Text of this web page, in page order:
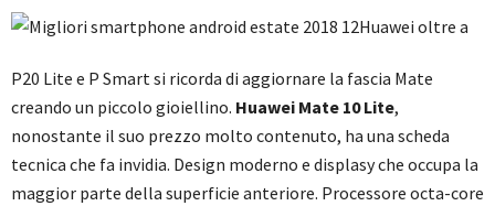
Huawei oltre a
P20 Lite e P Smart si ricorda di aggiornare la fascia Mate
creando un piccolo gioiellino. Huawei Mate 10 Lite,
nonostante il suo prezzo molto contenuto, ha una scheda
tecnica che fa invidia. Design moderno e displasy che occupa la
maggior parte della superficie anteriore. Processore octa-core